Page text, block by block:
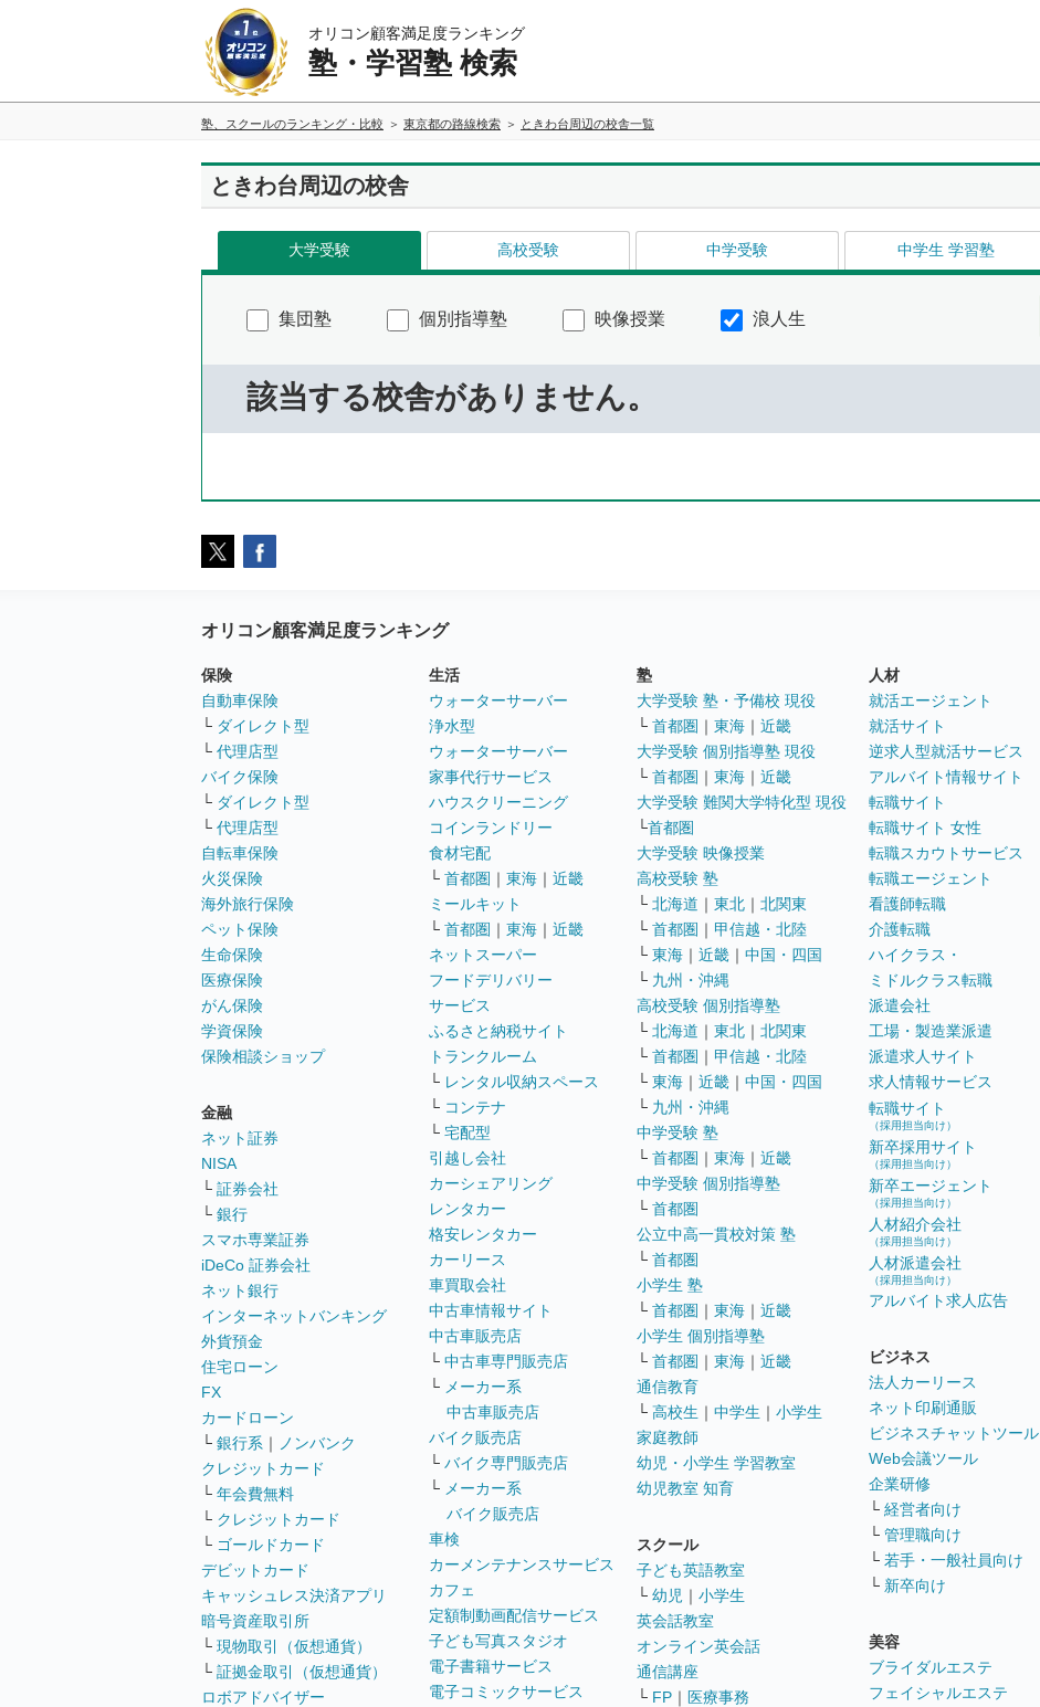
オリコン顧客満足度ランキング
塾・学習塾 検索
塾、スクールのランキング・比較 東京都の路線検索 ときわ台周辺の校舎一覧
ときわ台周辺の校舎
大学受験 高校受験 中学受験 中学生 学習塾
集団塾 個別指導塾 映像授業 浪人生
該当する校舎がありません。
オリコン顧客満足度ランキング
保険
自動車保険
└ ダイレクト型
└ 代理店型
バイク保険
└ ダイレクト型
└ 代理店型
自転車保険
火災保険
海外旅行保険
ペット保険
生命保険
医療保険
がん保険
学資保険
保険相談ショップ
金融
ネット証券
NISA
└ 証券会社
└ 銀行
スマホ専業証券
iDeCo 証券会社
ネット銀行
インターネットバンキング
外貨預金
住宅ローン
FX
カードローン
└ 銀行系 ｜
ノンバンク
クレジットカード
└ 年会費無料
└ クレジットカード
└ ゴールドカード
デビットカード
キャッシュレス決済アプリ
暗号資産取引所
└ 現物取引（仮想通貨）
└ 証拠金取引（仮想通貨）
ロボアドバイザー
生活
ウォーターサーバー
浄水型
ウォーターサーバー
家事代行サービス
ハウスクリーニング
コインランドリー
食材宅配
└ 首都圏 ｜ 東海 ｜ 近畿
ミールキット
└ 首都圏 ｜ 東海 ｜ 近畿
ネットスーパー
フードデリバリー
サービス
ふるさと納税サイト
トランクルーム
└ レンタル収納スペース
└ コンテナ
└ 宅配型
引越し会社
カーシェアリング
レンタカー
格安レンタカー
カーリース
車買取会社
中古車情報サイト
中古車販売店
└ 中古車専門販売店
└ メーカー系
中古車販売店
バイク販売店
└ バイク専門販売店
└ メーカー系
バイク販売店
車検
カーメンテナンスサービス
カフェ
定額制動画配信サービス
子ども写真スタジオ
電子書籍サービス
電子コミックサービス
塾
大学受験 塾・予備校 現役
└ 首都圏 ｜ 東海 ｜ 近畿
大学受験 個別指導塾 現役
└ 首都圏 ｜ 東海 ｜ 近畿
大学受験 難関大学特化型 現役
└首都圏
大学受験 映像授業
高校受験 塾
└ 北海道 ｜ 東北 ｜ 北関東
└ 首都圏 ｜ 甲信越・北陸
└ 東海 ｜ 近畿 ｜ 中国・四国
└ 九州・沖縄
高校受験 個別指導塾
└ 北海道 ｜ 東北 ｜ 北関東
└ 首都圏 ｜ 甲信越・北陸
└ 東海 ｜ 近畿 ｜ 中国・四国
└ 九州・沖縄
中学受験 塾
└ 首都圏 ｜ 東海 ｜ 近畿
中学受験 個別指導塾
└ 首都圏
公立中高一貫校対策 塾
└ 首都圏
小学生 塾
└ 首都圏 ｜ 東海 ｜ 近畿
小学生 個別指導塾
└ 首都圏 ｜ 東海 ｜ 近畿
通信教育
└ 高校生 ｜ 中学生 ｜ 小学生
家庭教師
幼児・小学生 学習教室
幼児教室 知育
スクール
子ども英語教室
└ 幼児 ｜ 小学生
英会話教室
オンライン英会話
通信講座
└ FP ｜ 医療事務
人材
就活エージェント
就活サイト
逆求人型就活サービス
アルバイト情報サイト
転職サイト
転職サイト 女性
転職スカウトサービス
転職エージェント
看護師転職
介護転職
ハイクラス・
ミドルクラス転職
派遣会社
工場・製造業派遣
派遣求人サイト
求人情報サービス
転職サイト
（採用担当向け）
新卒採用サイト
（採用担当向け）
新卒エージェント
（採用担当向け）
人材紹介会社
（採用担当向け）
人材派遣会社
（採用担当向け）
アルバイト求人広告
ビジネス
法人カーリース
ネット印刷通販
ビジネスチャットツール
Web会議ツール
企業研修
└ 経営者向け
└ 管理職向け
└ 若手・一般社員向け
└ 新卒向け
美容
ブライダルエステ
フェイシャルエステ